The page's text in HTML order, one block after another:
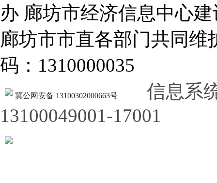
办 廊坊市经济信息中心建
廊坊市市直各部门共同
码：1310000035
冀公网安备 13100302000663号
信息系
13100049001-17001